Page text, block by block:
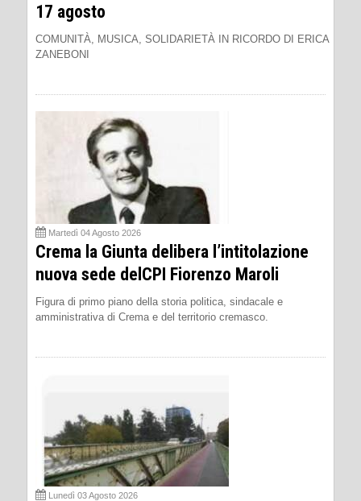
17 agosto
COMUNITÀ, MUSICA, SOLIDARIETÀ IN RICORDO DI ERICA
ZANEBONI
Martedì 04 Agosto 2026
Crema la Giunta delibera l’intitolazione
nuova sede delCPI Fiorenzo Maroli
Figura di primo piano della storia politica, sindacale e
amministrativa di Crema e del territorio cremasco.
Lunedì 03 Agosto 2026